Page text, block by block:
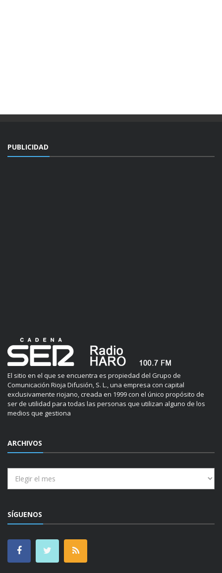
PUBLICIDAD
El sitio en el que se encuentra es propiedad del Grupo de
Comunicación Rioja Difusión, S. L., una empresa con capital
exclusivamente riojano, creada en 1999 con el único propósito de
ser de utilidad para todas las personas que utilizan alguno de los
medios que gestiona
ARCHIVOS
SÍGUENOS